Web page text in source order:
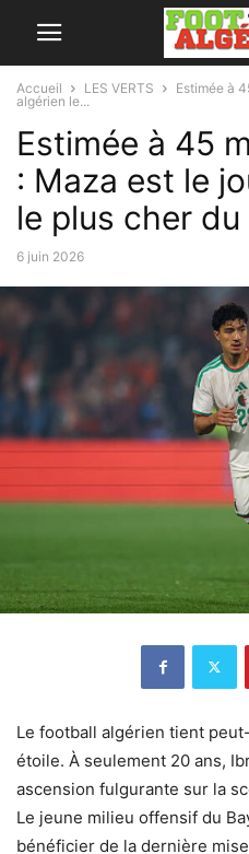
Accueil LES VERTS
Estimée à
algérien le...
Estimée à 45
: Maza est le
le plus cher
6 juin 2026
Le football algérien tient
étoile. À seulement 20 ans,
ascension fulgurante sur la
Le jeune milieu offensif du
bénéficier de la dernière